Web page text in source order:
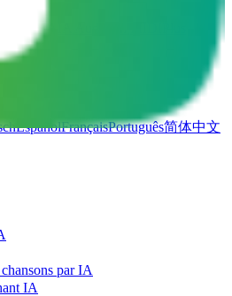
MIDI IA
EspañolFrançaisPortuguês简体中文
par IA
IA